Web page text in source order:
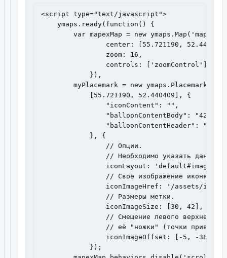
<script type="text/javascript">
    ymaps.ready(function() {
        var mapexMap = new ymaps.Map('map', {
center: [55.721190,
                zoom: 16,
                controls: ['zoomControl']
            }),
        myPlacemark = new ymaps.Placemark(
            [55.721190, 52.440409], {
                "iconContent": "",
"balloonContentBody":
"balloonContentHeader": "АО
            }, {
                // Опции.
// Необходимо указать данный
                iconLayout: 'default#image',
// Своё изображение иконки
iconImageHref: '/assets/img/
                // Размеры метки.
                iconImageSize: [30, 42],
// Смещение левого верхнего
// её "ножки" (точки
                iconImageOffset: [-5, -38]
            });